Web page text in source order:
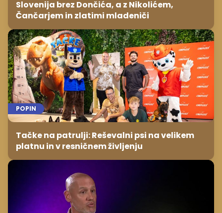
POPIN
Tačke na patrulji: Reševalni psi na velikem
platnu in v resničnem življenju
TV ODDAJE
Peter Poles delil nasvete za bodoče
tekmovalce kviza Na lovu